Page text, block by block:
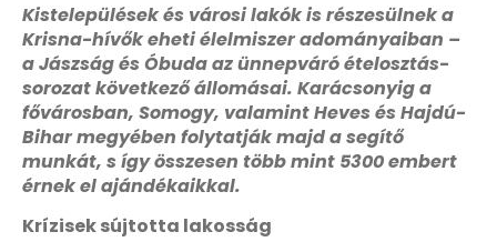
Kistelepülések és városi lakók is részesülnek a
Krisna-hívők eheti élelmiszer adományaiban –
a Jászság és Óbuda az ünnepváró ételosztás-
sorozat következő állomásai. Karácsonyig a
fővárosban, Somogy, valamint Heves és Hajdú-
Bihar megyében folytatják majd a segítő
munkát, s így összesen több mint 5300 embert
érnek el ajándékaikkal.
Krízisek sújtotta lakosság